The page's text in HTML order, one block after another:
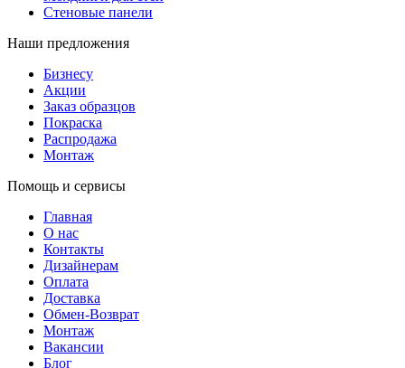
Стеновые панели
Наши предложения
Бизнесу
Акции
Заказ образцов
Покраска
Распродажа
Монтаж
Помощь и сервисы
Главная
О нас
Контакты
Дизайнерам
Оплата
Доставка
Обмен-Возврат
Монтаж
Вакансии
Блог